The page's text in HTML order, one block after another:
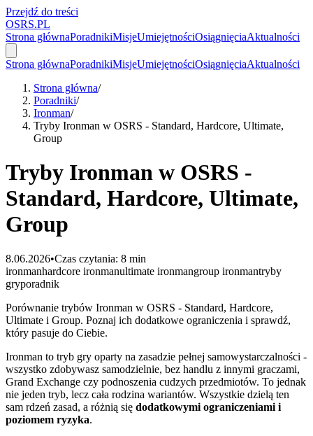
Przejdź do treści
OSRS.PL
Strona głównaPoradnikiMisjeUmiejętnościOsiągnięciaAktualności
Strona głównaPoradnikiMisjeUmiejętnościOsiągnięciaAktualności
Strona główna/
Poradniki/
Ironman/
Tryby Ironman w OSRS - Standard, Hardcore, Ultimate,
Group
Tryby Ironman w OSRS -
Standard, Hardcore, Ultimate,
Group
8.06.2026•Czas czytania: 8 min
ironmanhardcore ironmanultimate ironmangroup ironmantryby
gryporadnik
Porównanie trybów Ironman w OSRS - Standard, Hardcore,
Ultimate i Group. Poznaj ich dodatkowe ograniczenia i sprawdź,
który pasuje do Ciebie.
Ironman to tryb gry oparty na zasadzie pełnej samowystarczalności -
wszystko zdobywasz samodzielnie, bez handlu z innymi graczami,
Grand Exchange czy podnoszenia cudzych przedmiotów. To jednak
nie jeden tryb, lecz cała rodzina wariantów. Wszystkie dzielą ten
sam rdzeń zasad, a różnią się dodatkowymi ograniczeniami i
poziomem ryzyka.